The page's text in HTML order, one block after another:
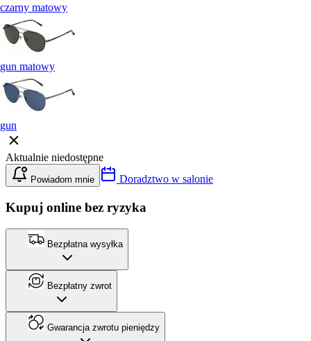
czarny matowy
gun matowy
gun
Aktualnie niedostępne
Powiadom mnie Doradztwo w salonie
Kupuj online bez ryzyka
Bezpłatna wysyłka
Bezpłatny zwrot
Gwarancja zwrotu pieniędzy